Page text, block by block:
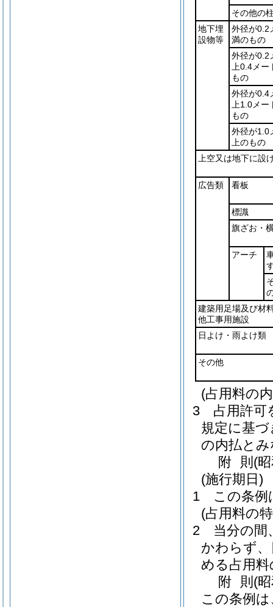
その他の
地下埋
設物等
外径が0.2
満のもの
外径が0.2
上0.4メ
もの
外径が0.4
上1.0メ
もの
外径が1.0
上のもの
上空又は地下に設
広告類 看板
標識
旗ざお・
アーチ
建築用足場及び材
他工事用施設
日よけ・雨よけ類
その他
(占用料の
3
占用許可
規定に基
の内払と
附 則 (
(施行期日)
1
この条例
(占用料の
2
当分の間
かわらず
める占用
附 則 (
この条例